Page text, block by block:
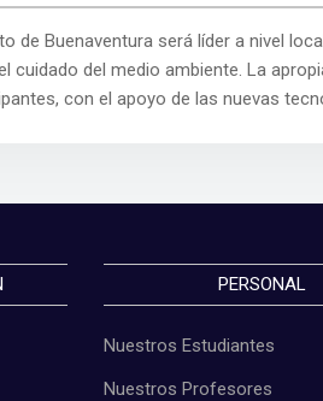
de Buenaventura será líder a nivel
cuidado del medio ambiente. La
con el apoyo de las nuevas
PERSONAL
Nuestros Estudiantes
Nuestros Profesores